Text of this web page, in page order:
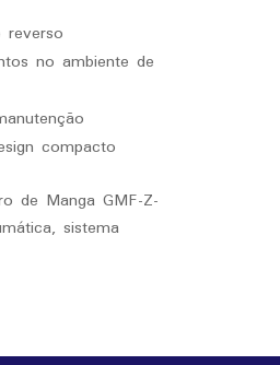
no ambiente de
compacto
de Manga GMF-Z-
sistema